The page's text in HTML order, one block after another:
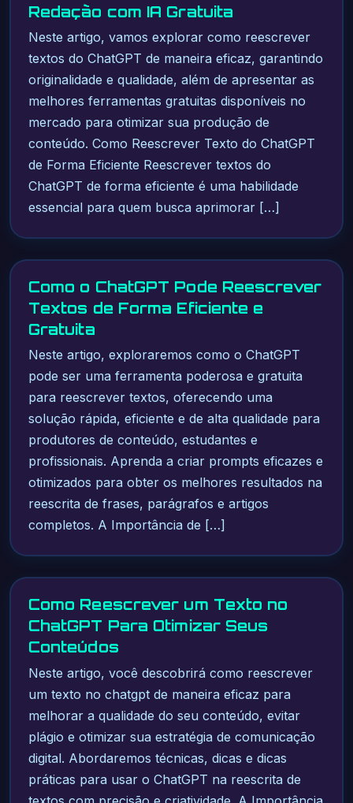
Redação com IA Gratuita
Neste artigo, vamos explorar como reescrever
textos do ChatGPT de maneira eficaz, garantindo
originalidade e qualidade, além de apresentar as
melhores ferramentas gratuitas disponíveis no
mercado para otimizar sua produção de
conteúdo. Como Reescrever Texto do ChatGPT
de Forma Eficiente Reescrever textos do
ChatGPT de forma eficiente é uma habilidade
essencial para quem busca aprimorar […]
Como o ChatGPT Pode Reescrever
Textos de Forma Eficiente e
Gratuita
Neste artigo, exploraremos como o ChatGPT
pode ser uma ferramenta poderosa e gratuita
para reescrever textos, oferecendo uma
solução rápida, eficiente e de alta qualidade para
produtores de conteúdo, estudantes e
profissionais. Aprenda a criar prompts eficazes e
otimizados para obter os melhores resultados na
reescrita de frases, parágrafos e artigos
completos. A Importância de […]
Como Reescrever um Texto no
ChatGPT Para Otimizar Seus
Conteúdos
Neste artigo, você descobrirá como reescrever
um texto no chatgpt de maneira eficaz para
melhorar a qualidade do seu conteúdo, evitar
plágio e otimizar sua estratégia de comunicação
digital. Abordaremos técnicas, dicas e dicas
práticas para usar o ChatGPT na reescrita de